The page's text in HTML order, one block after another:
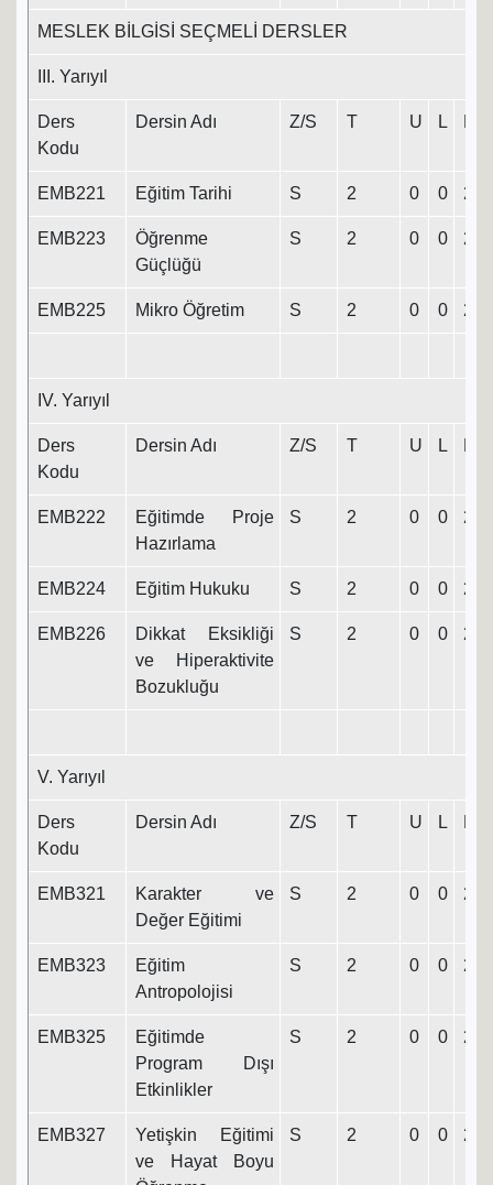
MESLEK BİLGİSİ SEÇMELİ DERSLER
III. Yarıyıl
Ders
Kodu
Dersin Adı Z/S T U L
EMB221 Eğitim Tarihi S 2 0 0 2
EMB223
Öğrenme
Güçlüğü
S 2 0 0 2
EMB225 Mikro Öğretim S 2 0 0 2
IV. Yarıyıl
Ders
Kodu
Dersin Adı Z/S T U L
EMB222
Eğitimde Proje
Hazırlama
S 2 0 0 2
EMB224 Eğitim Hukuku S 2 0 0 2
EMB226
Dikkat Eksikliği
ve Hiperaktivite
Bozukluğu
S 2 0 0 2
V. Yarıyıl
Ders
Kodu
Dersin Adı Z/S T U L
EMB321
Karakter ve
Değer Eğitimi
S 2 0 0 2
EMB323
Eğitim
Antropolojisi
S 2 0 0 2
EMB325
Eğitimde
Program Dışı
Etkinlikler
S 2 0 0 2
EMB327
Yetişkin Eğitimi
ve Hayat Boyu
S 2 0 0 2